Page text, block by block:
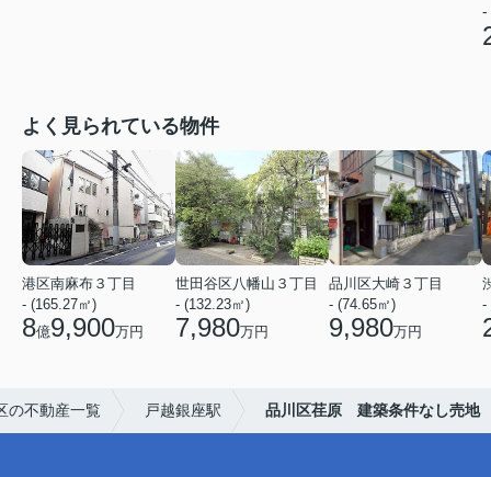
-
よく見られている物件
港区南麻布３丁目
- (165.27㎡)
8億9,900万円
世田谷区八幡山３丁目
- (132.23㎡)
7,980万円
品川区大崎３丁目
- (74.65㎡)
9,980万円
-
の不動産一覧 戸越銀座駅 品川区荏原 建築条件なし売地